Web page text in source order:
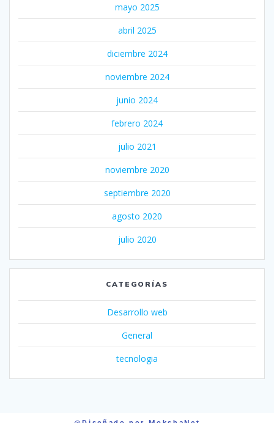
mayo 2025
abril 2025
diciembre 2024
noviembre 2024
junio 2024
febrero 2024
julio 2021
noviembre 2020
septiembre 2020
agosto 2020
julio 2020
CATEGORÍAS
Desarrollo web
General
tecnologia